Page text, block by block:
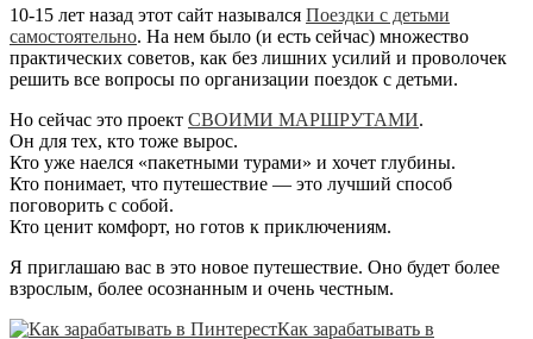
10-15 лет назад этот сайт назывался Поездки с детьми
самостоятельно. На нем было (и есть сейчас) множество
практических советов, как без лишних усилий и проволочек
решить все вопросы по организации поездок с детьми.
Но сейчас это проект СВОИМИ МАРШРУТАМИ.
Он для тех, кто тоже вырос.
Кто уже наелся «пакетными турами» и хочет глубины.
Кто понимает, что путешествие — это лучший способ
поговорить с собой.
Кто ценит комфорт, но готов к приключениям.
Я приглашаю вас в это новое путешествие. Оно будет более
взрослым, более осознанным и очень честным.
Как зарабатывать в